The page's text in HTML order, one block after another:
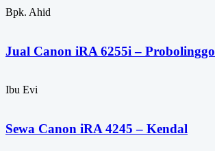
Bpk. Ahid
Jual Canon iRA 6255i – Probolinggo
Ibu Evi
Sewa Canon iRA 4245 – Kendal